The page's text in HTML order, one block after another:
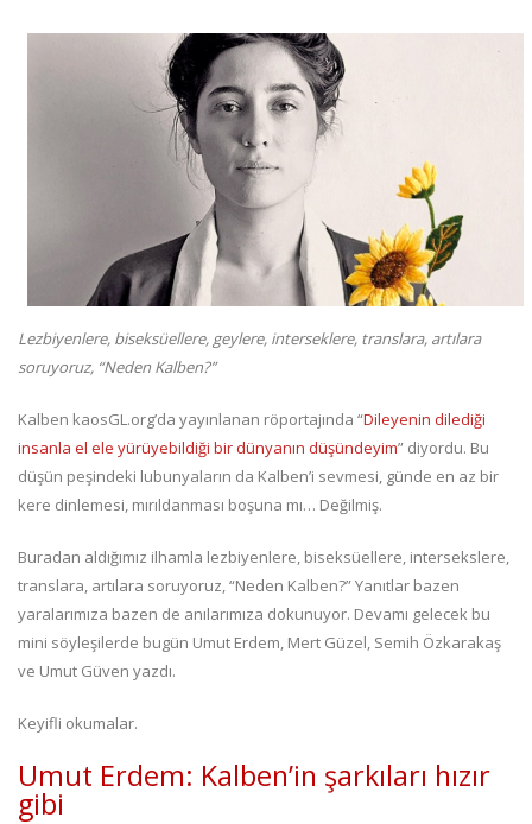
Lezbiyenlere, biseksüellere, geylere, interseklere, translara, artılara
soruyoruz, “Neden Kalben?”
Kalben kaosGL.org’da yayınlanan röportajında “Dileyenin dilediği
insanla el ele yürüyebildiği bir dünyanın düşündeyim” diyordu. Bu
düşün peşindeki lubunyaların da Kalben’i sevmesi, günde en az bir
kere dinlemesi, mırıldanması boşuna mı… Değilmiş.
Buradan aldığımız ilhamla lezbiyenlere, biseksüellere, intersekslere,
translara, artılara soruyoruz, “Neden Kalben?” Yanıtlar bazen
yaralarımıza bazen de anılarımıza dokunuyor. Devamı gelecek bu
mini söyleşilerde bugün Umut Erdem, Mert Güzel, Semih Özkarakaş
ve Umut Güven yazdı.
Keyifli okumalar.
Umut Erdem: Kalben’in şarkıları hızır
gibi